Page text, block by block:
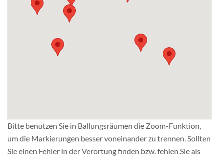
Bitte benutzen Sie in Ballungsräumen die Zoom-Funktion,
um die Markierungen besser voneinander zu trennen. Sollten
Sie einen Fehler in der Verortung finden bzw. fehlen Sie als